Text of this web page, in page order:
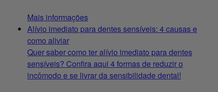
Mais informações
Alívio imediato para dentes sensíveis: 4 causas e
como aliviar
Quer saber como ter alívio imediato para dentes
sensíveis? Confira aqui 4 formas de reduzir o
incômodo e se livrar da sensibilidade dental!